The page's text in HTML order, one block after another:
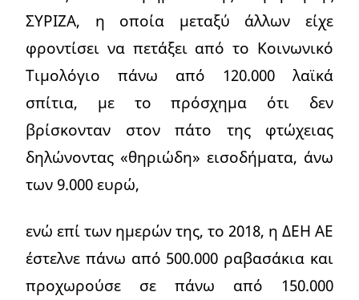
ΣΥΡΙΖΑ, η οποία μεταξύ άλλων είχε
φροντίσει να πετάξει από το Κοινωνικό
Τιμολόγιο πάνω από 120.000 λαϊκά
σπίτια, με το πρόσχημα ότι δεν
βρίσκονταν στον πάτο της φτώχειας
δηλώνοντας «θηριώδη» εισοδήματα, άνω
των 9.000 ευρώ,
ενώ επί των ημερών της, το 2018, η ΔΕΗ ΑΕ
έστελνε πάνω από 500.000 ραβασάκια και
προχωρούσε σε πάνω από 150.000